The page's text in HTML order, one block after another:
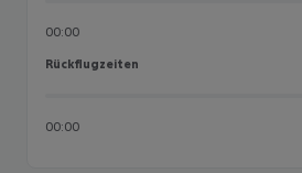
00:00
Rückflugzeiten
Rückflugzeiten
00:00